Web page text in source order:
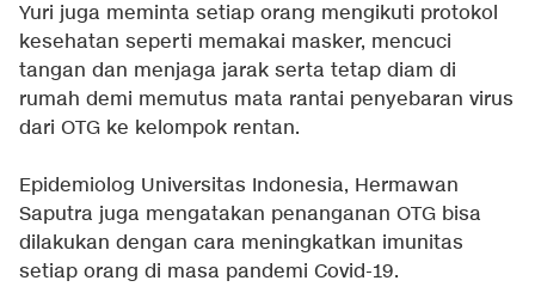
Yuri juga meminta setiap orang mengikuti protokol
kesehatan seperti memakai masker, mencuci
tangan dan menjaga jarak serta tetap diam di
rumah demi memutus mata rantai penyebaran virus
dari OTG ke kelompok rentan.
Epidemiolog Universitas Indonesia, Hermawan
Saputra juga mengatakan penanganan OTG bisa
dilakukan dengan cara meningkatkan imunitas
setiap orang di masa pandemi Covid-19.